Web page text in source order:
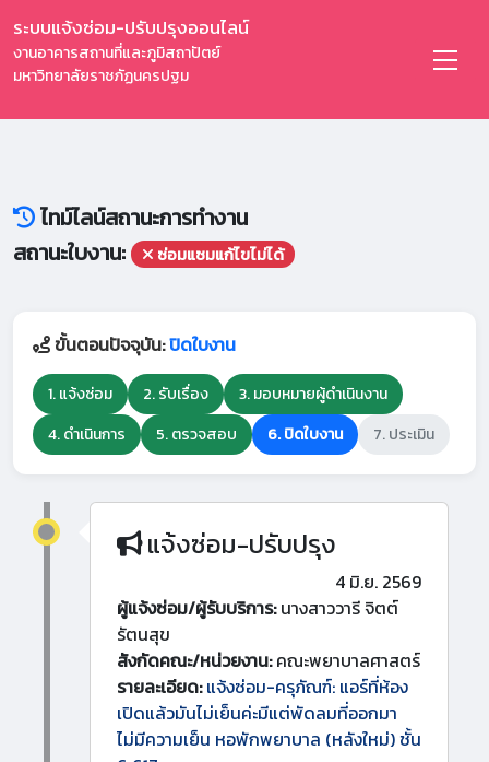
ระบบแจ้งซ่อม-ปรับปรุงออนไลน์
งานอาคารสถานที่และภูมิสถาปัตย์
มหาวิทยาลัยราชภัฏนครปฐม
ไทม์ไลน์สถานะการทำงาน
สถานะใบงาน:
ซ่อมแซมแก้ไขไม่ได้
ขั้นตอนปัจจุบัน:ปิดใบงาน
1. แจ้งซ่อม 2. รับเรื่อง
3. มอบหมายผู้ดำเนินงาน
4. ดำเนินการ
5. ตรวจสอบ 6. ปิดใบงาน 7. ประเมิน
แจ้งซ่อม-ปรับปรุง
4 มิ.ย. 2569
ผู้แจ้งซ่อม/ผู้รับบริการ:นางสาววารี จิตต์
รัตนสุข
สังกัดคณะ/หน่วยงาน:คณะพยาบาลศาสตร์
รายละเอียด: แจ้งซ่อม-ครุภัณฑ์: แอร์ที่ห้อง
เปิดแล้วมันไม่เย็นค่ะมีแต่พัดลมที่ออกมา
ไม่มีความเย็น หอพักพยาบาล (หลังใหม่) ชั้น